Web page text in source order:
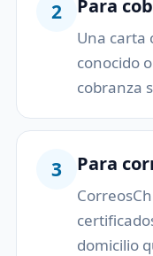
2 Para
Una carta
conocido
cobranza
3 Para
domicilio